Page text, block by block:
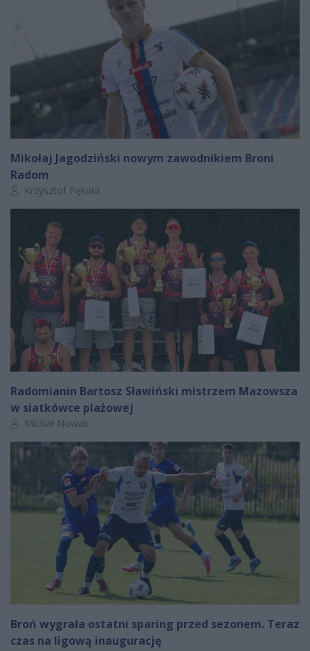
Mikołaj Jagodziński nowym zawodnikiem Broni
Radom
Autor artykułu:
Krzysztof Pękała
Radomianin Bartosz Sławiński mistrzem Mazowsza
w siatkówce plażowej
Autor artykułu:
Michał Nowak
Broń wygrała ostatni sparing przed sezonem. Teraz
czas na ligową inaugurację